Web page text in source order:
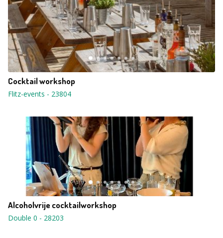
Cocktail workshop
Flitz-events - 23804
Alcoholvrije cocktailworkshop
Double 0 - 28203